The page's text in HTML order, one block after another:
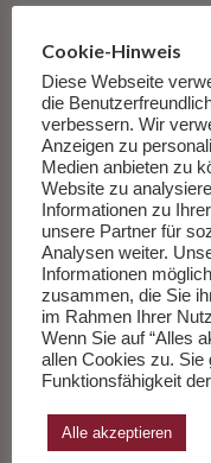
Es gibt nicht mehr viele
Nicht, weil die
weil die Fragen so
erscheinen, dass wir
vertrauen. Bis wir uns
Fragen und die
___________
Die
Herausgegeben von
Zur Liste
Cookie-Hinweis
Diese Webseite
die
verbessern. Wir
Anzeigen zu
Medien anbieten zu
Website zu
Informationen zu
unsere Partner für
Analysen weiter.
Informationen
zusammen, die Sie
im Rahmen Ihrer
Wenn Sie auf “Alles
allen Cookies zu. Sie
Funktionsfähigkeit
Alle akzeptieren